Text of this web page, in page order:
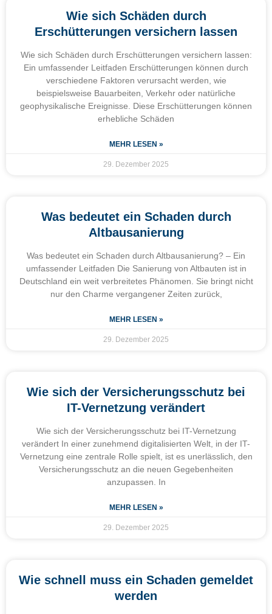
Wie sich Schäden durch
Erschütterungen versichern lassen
Wie sich Schäden durch Erschütterungen versichern lassen:
Ein umfassender Leitfaden Erschütterungen können durch
verschiedene Faktoren verursacht werden, wie
beispielsweise Bauarbeiten, Verkehr oder natürliche
geophysikalische Ereignisse. Diese Erschütterungen können
erhebliche Schäden
MEHR LESEN »
29. Dezember 2025
Was bedeutet ein Schaden durch
Altbausanierung
Was bedeutet ein Schaden durch Altbausanierung? – Ein
umfassender Leitfaden Die Sanierung von Altbauten ist in
Deutschland ein weit verbreitetes Phänomen. Sie bringt nicht
nur den Charme vergangener Zeiten zurück,
MEHR LESEN »
29. Dezember 2025
Wie sich der Versicherungsschutz bei
IT-Vernetzung verändert
Wie sich der Versicherungsschutz bei IT-Vernetzung
verändert In einer zunehmend digitalisierten Welt, in der IT-
Vernetzung eine zentrale Rolle spielt, ist es unerlässlich, den
Versicherungsschutz an die neuen Gegebenheiten
anzupassen. In
MEHR LESEN »
29. Dezember 2025
Wie schnell muss ein Schaden gemeldet
werden